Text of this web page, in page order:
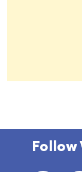
Follow